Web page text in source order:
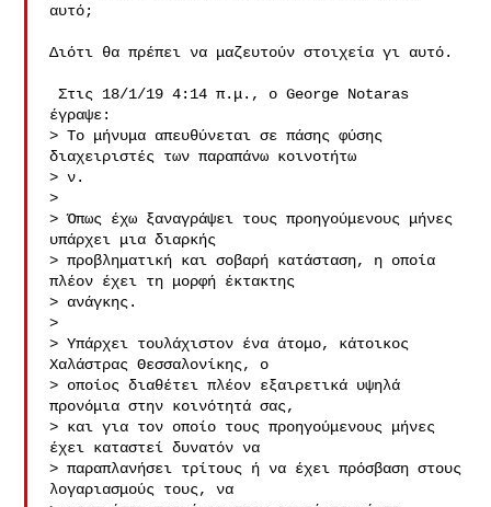
αυτό;
Διότι θα πρέπει να μαζευτούν στοιχεία γι αυτό.
Στις 18/1/19 4:14 π.μ., ο George Notaras
έγραψε:
> Το μήνυμα απευθύνεται σε πάσης φύσης
διαχειριστές των παραπάνω κοινοτήτω
> ν.
>
> Όπως έχω ξαναγράψει τους προηγούμενους μήνες
υπάρχει μια διαρκής
> προβληματική και σοβαρή κατάσταση, η οποία
πλέον έχει τη μορφή έκτακτης
> ανάγκης.
>
> Υπάρχει τουλάχιστον ένα άτομο, κάτοικος
Χαλάστρας Θεσσαλονίκης, ο
> οποίος διαθέτει πλέον εξαιρετικά υψηλά
προνόμια στην κοινότητά σας,
> και για τον οποίο τους προηγούμενους μήνες
έχει καταστεί δυνατόν να
> παραπλανήσει τρίτους ή να έχει πρόσβαση στους
λογαριασμούς τους, να